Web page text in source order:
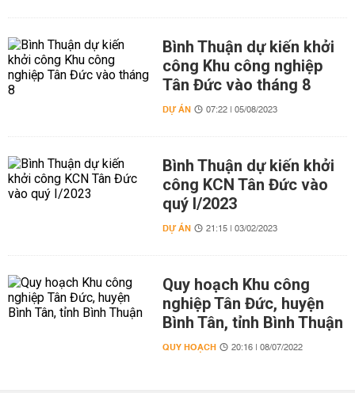
Bình Thuận dự kiến khởi
công Khu công nghiệp
Tân Đức vào tháng 8
DỰ ÁN 07:22 | 05/08/2023
Bình Thuận dự kiến khởi
công KCN Tân Đức vào
quý I/2023
DỰ ÁN 21:15 | 03/02/2023
Quy hoạch Khu công
nghiệp Tân Đức, huyện
Bình Tân, tỉnh Bình Thuận
QUY HOẠCH 20:16 | 08/07/2022